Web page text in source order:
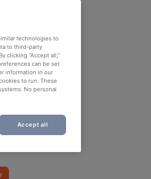
technologies to
to third-party
clicking “Accept all,”
can be set
information in our
to run. These
No personal
Accept all